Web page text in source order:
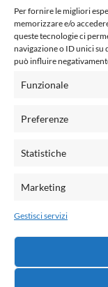
Per fornire le migliori
memorizzare e/o
queste tecnologie ci
navigazione o ID unici su
può influire
Funzionale
Preferenze
Statistiche
Marketing
Gestisci servizi
Questo blog
quanto viene
legge n° 62 del
email: